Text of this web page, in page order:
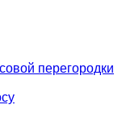
перегородки